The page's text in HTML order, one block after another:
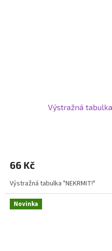
Výstražná
66 Kč
Výstražná tabulka "NEKRMIT!"
Novinka